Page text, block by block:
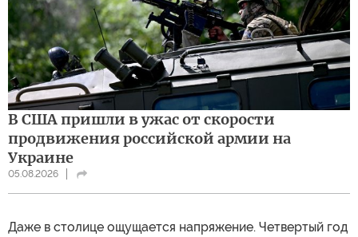
В США пришли в ужас от скорости
продвижения российской армии на
Украине
05.08.2026
Даже в столице ощущается напряжение. Четвертый год